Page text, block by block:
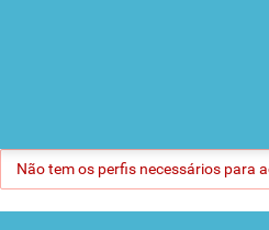
Não tem os perfis necessários para